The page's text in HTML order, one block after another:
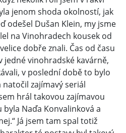
jenom shoda okolností, jak
odešel Dušan Klein, my jsme
na Vinohradech kousek od
dobře znali. Čas od času
jedné vinohradské kavárně,
v poslední době to bylo
zajímavý seriál
hrál takovou zajímavou
Naďa Konvalinková a
Já jsem tam spal totiž